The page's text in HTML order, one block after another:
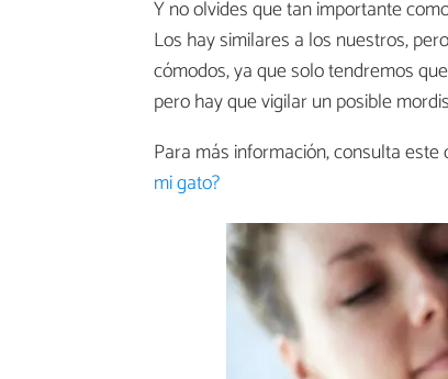
Y no olvides que tan importante
Los hay similares a los nuestros,
cómodos, ya que solo tendremos
pero hay que vigilar un posible
Para más información, consulta
mi gato?